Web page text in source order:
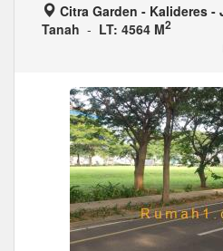
Citra Garden - Kalideres -
Tanah - LT: 4564 M2